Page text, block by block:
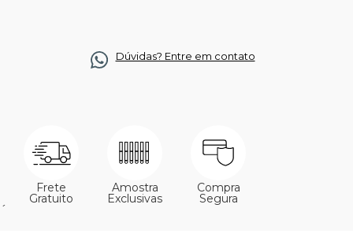
Dúvidas? Entre em contato
Frete
Gratuito
Amostra
Exclusivas
Compra
Segura
´